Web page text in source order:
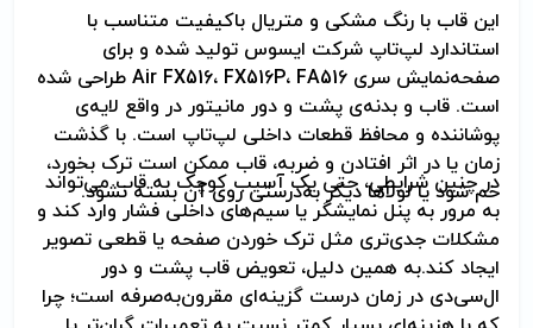
این قاب با رنگ مشکی و متریال باکیفیت متناسب با
استاندارد لپ‌تاپ شرکت ایسوس تولید شده و برای
صفحه‌نمایش سری Air FX516، FX516P، FA516 طراحی شده
است. قاب و بدنه‌ی پشت و دور مانیتور در واقع لایه‌ی
پوشاننده و محافظ قطعات داخلی لپ‌تاپ است. با گذشت
زمان یا در اثر افتادن و ضربه، قاب ممکن است ترک بخورد،
خم شود یا لولاها دیگر به‌درستی روی آن بسته نشود.
در چنین شرایطی، حتی یک آسیب کوچک به قاب می‌تواند
به مرور به پنل نمایشگر یا سیم‌های داخلی فشار وارد کند و
مشکلات جدی‌تری مثل ترک خوردن صفحه یا قطعی تصویر
ایجاد کند.به همین دلیل، تعویض قاب پشت و دور
ال‌سی‌دی در زمان درست گزینه‌ای مقرون‌به‌صرفه است؛ چرا